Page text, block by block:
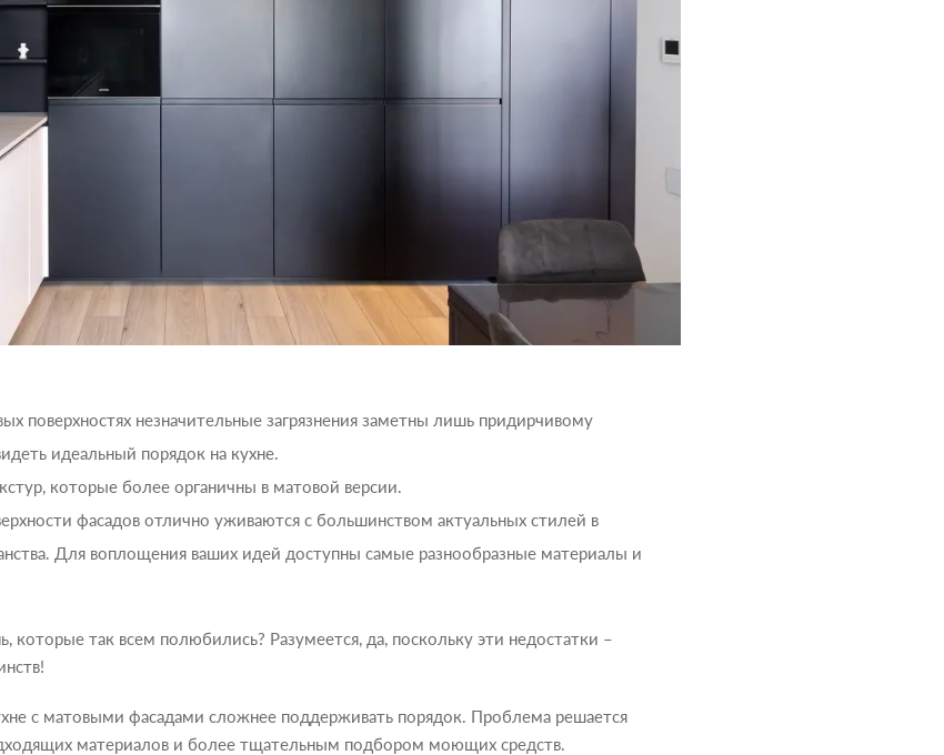
поверхностях незначительные загрязнения заметны лишь придирчивому
идеальный порядок на кухне.
которые более органичны в матовой версии.
фасадов отлично уживаются с большинством актуальных стилей в
Для воплощения ваших идей доступны самые разнообразные материалы и
которые так всем полюбились? Разумеется, да, поскольку эти недостатки –
с матовыми фасадами сложнее поддерживать порядок. Проблема решается
материалов и более тщательным подбором моющих средств.